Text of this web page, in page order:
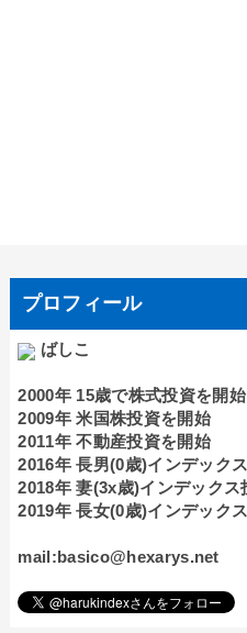
プロフィール
ばしこ
2000年 15歳で株式投資を開始
2009年 米国株投資を開始
2011年 不動産投資を開始
2016年 長男(0歳)インデック
2018年 妻(3x歳)インデック
2019年 長女(0歳)インデック
mail:basico@hexarys.net